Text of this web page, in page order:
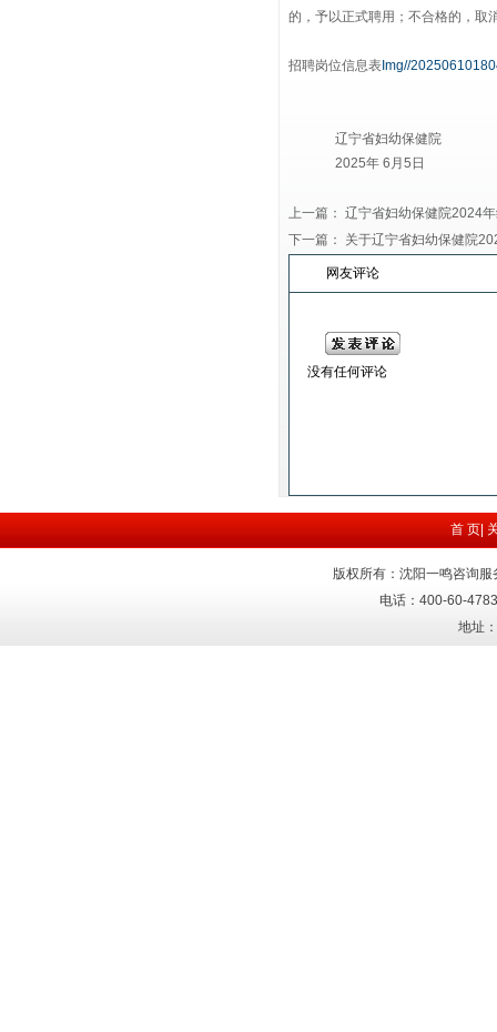
的，予以正式聘用；不合格的，取
招聘岗位信息表Img//
辽宁省妇幼保健院
2025年 6月5日
上一篇： 辽宁省妇幼保健院2024
下一篇：
关于辽宁省妇幼保健院
网友评论
没有任何评论
首 页|
版权所有：沈阳一鸣咨询
电话：400-60-
地址